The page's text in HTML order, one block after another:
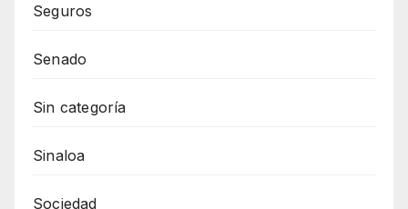
Seguros
Senado
Sin categoría
Sinaloa
Sociedad